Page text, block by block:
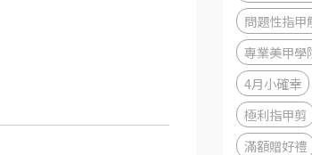
問題性指甲
專業美甲學
4月小確幸
極利指甲剪
滿額贈好禮